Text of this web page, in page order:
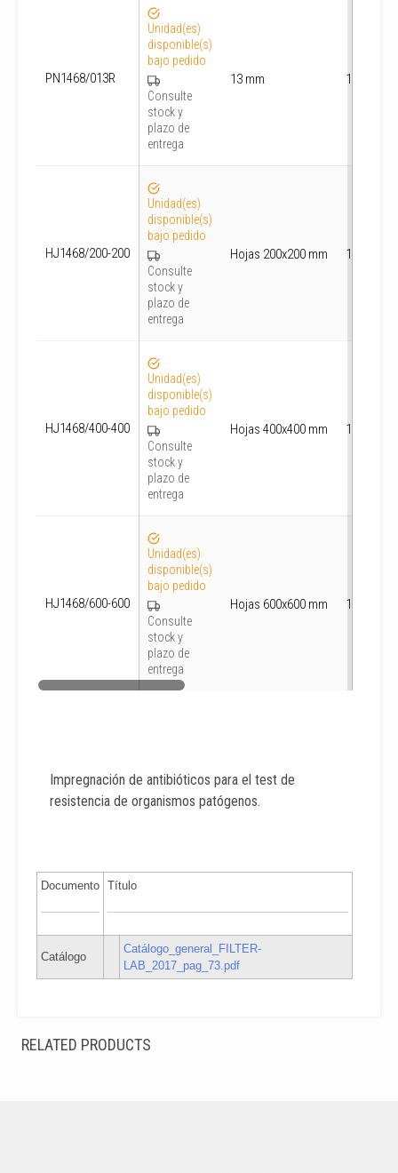
PN1468/013R
Unidad(es)
disponible(s)
bajo pedido
Consulte
stock y
plazo de
entrega
13 mm 1000
HJ1468/200-200
Unidad(es)
disponible(s)
bajo pedido
Consulte
stock y
plazo de
entrega
Hojas 200x200 mm 1000
HJ1468/400-400
Unidad(es)
disponible(s)
bajo pedido
Consulte
stock y
plazo de
entrega
Hojas 400x400 mm 1000
HJ1468/600-600
Unidad(es)
disponible(s)
bajo pedido
Consulte
stock y
plazo de
entrega
Hojas 600x600 mm 1000
Impregnación de antibióticos para el test de
resistencia de organismos patógenos.
Documento Título
Catálogo
Catálogo_general_FILTER-
LAB_2017_pag_73.pdf
RELATED PRODUCTS